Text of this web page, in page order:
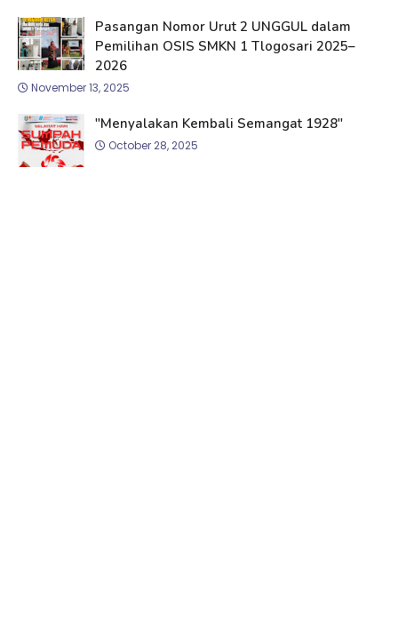
Pasangan Nomor Urut 2 UNGGUL dalam
Pemilihan OSIS SMKN 1 Tlogosari 2025–
2026
November 13, 2025
"Menyalakan Kembali Semangat 1928"
October 28, 2025